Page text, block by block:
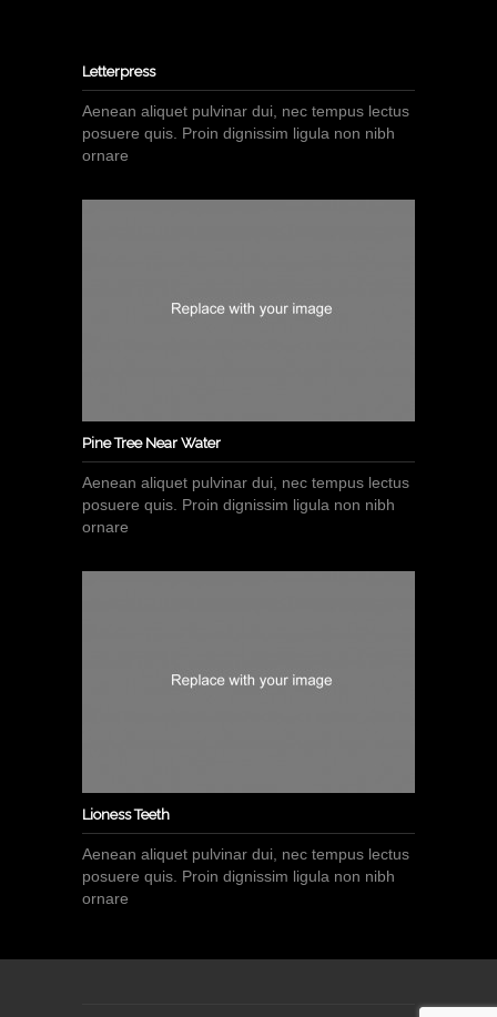
Letterpress
Aenean aliquet pulvinar dui, nec tempus lectus
posuere quis. Proin dignissim ligula non nibh
ornare
Pine Tree Near Water
Aenean aliquet pulvinar dui, nec tempus lectus
posuere quis. Proin dignissim ligula non nibh
ornare
Lioness Teeth
Aenean aliquet pulvinar dui, nec tempus lectus
posuere quis. Proin dignissim ligula non nibh
ornare